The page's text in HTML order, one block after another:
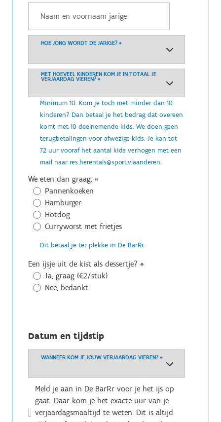
HOE JONG WORDT DE JARIGE? *
MET HOEVEEL KINDEREN KOM JE IN TOTAAL JE
VERJAARDAG VIEREN? *
Minimum 10. Kom je toch met minder dan 10
kinderen? Dan betaal je het bedrag dat overeen
komt met 10 deelnemende kids. We doen geen
terugbetalingen voor afwezige kids. Je kan tot
72 uur vooraf het aantal kids verhogen met een
mail naar res.herentals@sport.vlaanderen.
We eten dan graag: *
Pannenkoeken
Hamburger
Hotdog
Curryworst met frietjes
Dit betaal je ter plekke in De BarRr.
Een ijsje uit de kist als dessertje? *
Ja, graag (€2/stuk)
Nee, bedankt
Datum en tijdstip
WANNEER KOM JE JOUW VERJAARDAG VIEREN? *
Meld je aan in De BarRr voor je het ijs op
gaat. Daar kom je het exacte uur van je
verjaardagsmaaltijd te weten. Dit is altijd